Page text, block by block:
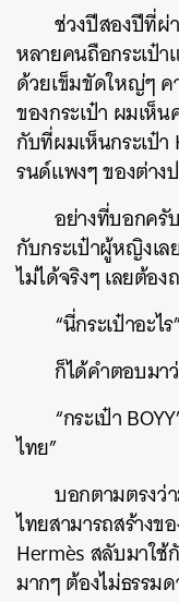
ช่วงปีสองปีที่ผ่
หลายคนถือกระเป๋
ด้วยเข็มขัดใหญ่ๆ
ของกระเป๋า ผมเห็
กับที่ผมเห็นกระเป๋
รนด์แพงๆ ของต่าง
อย่างที่บอกครั
กับกระเป๋าผู้หญิงเ
ไม่ได้จริงๆ เลยต้อ
“นี่กระเป๋าอะไร
ก็ได้คำตอบมา
“กระเป๋า
ไทย”
บอกตามตรงว่
ไทยสามารถสร้าง
Hermès สลับมาใช้
มากๆ ต้องไม่ธรรม